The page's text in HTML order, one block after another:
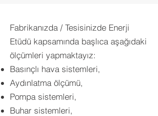
Fabrikanızda / Tesisinizde Enerji
Etüdü kapsamında başlıca aşağıdaki
ölçümleri yapmaktayız:
Basınçlı hava sistemleri,
Aydınlatma ölçümü,
Pompa sistemleri,
Buhar sistemleri,